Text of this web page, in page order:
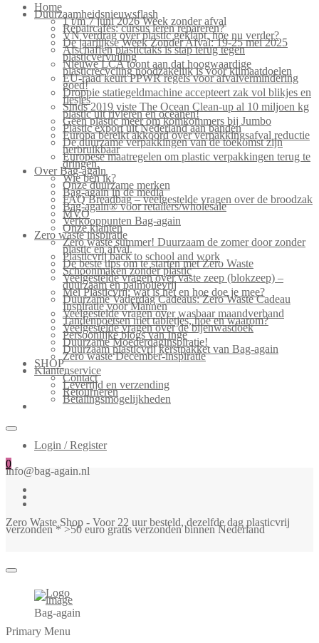
Home
Duurzaamheidsnieuwsflash
1 t/m 7 juni 2026 Week zonder afval
Repaircafés: cursus leren repareren?
VN verdrag over plastic geklapt, hoe nu verder?
De jaarlijkse Week Zonder Afval: 19-25 mei 2025
Afschaffen plastictaks is stap terug tegen
plasticvervuiling
Nieuwe LCA toont aan dat hoogwaardige
plasticrecycling noodzakelijk is voor klimaatdoelen
EU-raad keurt PPWR regels voor afvalvermindering
goed!
Droppie statiegeldmachine accepteert zak vol blikjes en
flesjes
Sinds 2019 viste The Ocean Clean-up al 10 miljoen kg
plastic uit rivieren en oceanen!
Geen plastic meer om komkommers bij Jumbo
Plastic export uit Nederland aan banden
Europa bereikt akkoord over verpakkingsafval reductie
De duurzame verpakkingen van de toekomst zijn
herbruikbaar
Europese maatregelen om plastic verpakkingen terug te
dringen.
Over Bag-again
Wie ben ik?
Onze duurzame merken
Bag-again in de media
FAQ Breadbag – veelgestelde vragen over de broodzak
Bag-again® voor retailers/wholesale
MVO
Verkooppunten Bag-again
Onze klanten
Zero waste inspiratie
Zero waste summer! Duurzaam de zomer door zonder
plastic en afval.
Plasticvrij back to school and work
De beste tips om te starten met Zero Waste
Schoonmaken zonder plastic
Veelgestelde vragen over vaste zeep (blokzeep) –
duurzaam en palmolievrij
Mei Plasticvrij: wat is het en hoe doe je mee?
Duurzame Vaderdag Cadeaus: Zero Waste Cadeau
Inspiratie voor Mannen
Veelgestelde vragen over wasbaar maandverband
Tandenpoetsen met tabletjes, hoe en waarom?
Veelgestelde vragen over de bijenwasdoek
Persoonlijke blogs van Inge
Duurzame Moederdaginspiratie!
Duurzaam plasticvrij kerstpakket van Bag-again
Zero waste December-inspiratie
SHOP
Klantenservice
Contact
Levertijd en verzending
Retourneren
Betalingsmogelijkheden
Login / Register
0
info@bag-again.nl
Zero Waste Shop - Voor 22 uur besteld, dezelfde dag plasticvrij
verzonden * >50 euro gratis verzonden binnen Nederland
Bag-again
Primary Menu